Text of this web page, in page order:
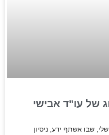
של עו"ד אבישי
שבו אשתף ידע, ניסיון